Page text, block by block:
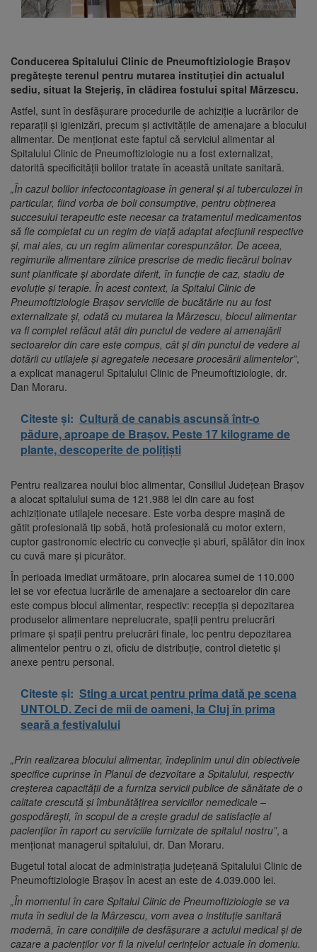
Conducerea Spitalului Clinic de Pneumoftiziologie Braşov
pregăteşte terenul pentru mutarea instituţiei din actualul
sediu, situat la Stejeriş, în clădirea fostului spital Mârzescu.
Astfel, sunt în desfăşurare procedurile de achiziţie a lucrărilor de
reparaţii şi igienizări, precum şi activităţile de amenajare a blocului
alimentar. De menţionat este faptul că serviciul alimentar al
Spitalului Clinic de Pneumoftiziologie nu a fost externalizat,
datorită specificităţii bolilor tratate în această unitate sanitară.
„În cazul bolilor infectocontagioase în general și al tuberculozei în
particular, fiind vorba de boli consumptive, pentru obținerea
succesului terapeutic este necesar ca tratamentul medicamentos
să fie completat cu un regim de viață adaptat afecțiunii respective
și, mai ales, cu un regim alimentar corespunzător. De aceea,
regimurile alimentare zilnice prescrise de medic fiecărui bolnav
sunt planificate și abordate diferit, în funcție de caz, stadiu de
evoluție și terapie. În acest context, la Spitalul Clinic de
Pneumoftiziologie Brașov serviciile de bucătărie nu au fost
externalizate și, odată cu mutarea la Mârzescu, blocul alimentar
va fi complet refăcut atât din punctul de vedere al amenajării
sectoarelor din care este compus, cât și din punctul de vedere al
dotării cu utilajele și agregatele necesare procesării alimentelor”,
a explicat managerul Spitalului Clinic de Pneumoftiziologie, dr.
Dan Moraru.
Citeste și: Cultură de canabis ascunsă într-o
pădure, aproape de Brașov. Peste 17 kilograme de
plante, descoperite de polițiști
Pentru realizarea noului bloc alimentar, Consiliul Județean Brașov
a alocat spitalului suma de 121.988 lei din care au fost
achiziţionate utilajele necesare. Este vorba despre mașină de
gătit profesională tip sobă, hotă profesională cu motor extern,
cuptor gastronomic electric cu convecție și aburi, spălător din inox
cu cuvă mare și picurător.
În perioada imediat următoare, prin alocarea sumei de 110.000
lei se vor efectua lucrările de amenajare a sectoarelor din care
este compus blocul alimentar, respectiv: recepţia şi depozitarea
produselor alimentare neprelucrate, spaţii pentru prelucrări
primare și spaţii pentru prelucrări finale, loc pentru depozitarea
alimentelor pentru o zi, oficiu de distribuţie, control dietetic și
anexe pentru personal.
Citeste și: Sting a urcat pentru prima dată pe scena
UNTOLD. Zeci de mii de oameni, la Cluj în prima
seară a festivalului
„Prin realizarea blocului alimentar, îndeplinim unul din obiectivele
specifice cuprinse în Planul de dezvoltare a Spitalului, respectiv
creșterea capacității de a furniza servicii publice de sănătate de o
calitate crescută și îmbunătățirea serviciilor nemedicale –
gospodărești, în scopul de a crește gradul de satisfacţie al
pacienților în raport cu serviciile furnizate de spitalul nostru”, a
menţionat managerul spitalului, dr. Dan Moraru.
Bugetul total alocat de administraţia judeţeană Spitalului Clinic de
Pneumoftiziologie Braşov în acest an este de 4.039.000 lei.
„În momentul în care Spitalul Clinic de Pneumoftiziologie se va
muta în sediul de la Mârzescu, vom avea o instituţie sanitară
modernă, în care condiţiile de desfăşurare a actului medical şi de
cazare a pacienţilor vor fi la nivelul cerinţelor actuale în domeniu.